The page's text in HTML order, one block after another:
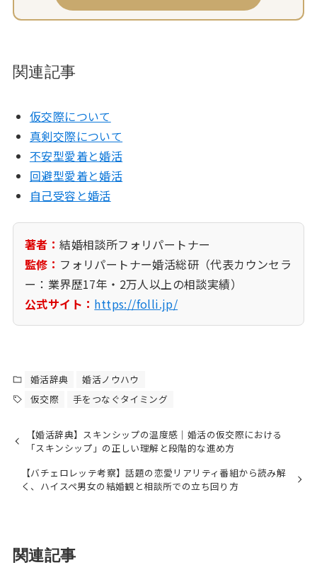
関連記事
仮交際について
真剣交際について
不安型愛着と婚活
回避型愛着と婚活
自己受容と婚活
著者：結婚相談所フォリパートナー
監修： フォリパートナー婚活総研（代表カウンセラ
ー：業界歴17年・2万人以上の相談実績）
公式サイト： https://folli.jp/
婚活辞典
婚活ノウハウ
仮交際
手をつなぐタイミング
【婚活辞典】スキンシップの温度感｜婚活の仮交際における
「スキンシップ」の正しい理解と段階的な進め方
【バチェロレッテ考察】話題の恋愛リアリティ番組から読み解
く、ハイスペ男女の結婚観と相談所での立ち回り方
関連記事